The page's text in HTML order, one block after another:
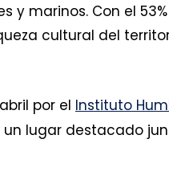
y marinos. Con el
cultural del
por el Instituto
lugar destacado